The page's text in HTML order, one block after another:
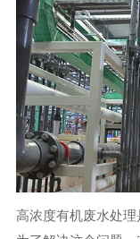
高浓度有机废水处理